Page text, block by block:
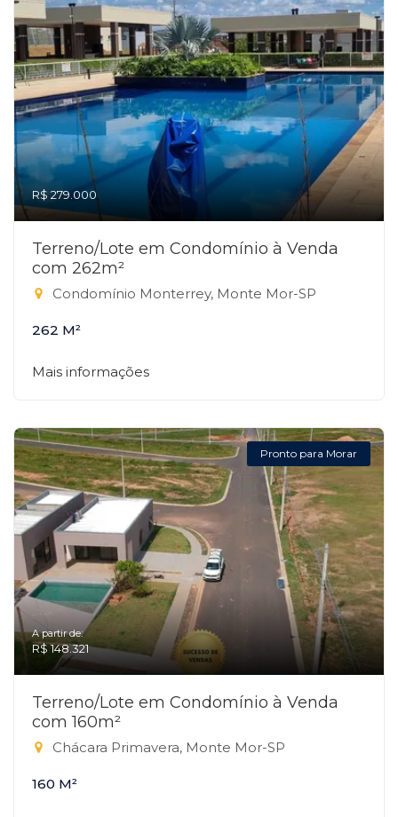
R$ 279.000
Terreno/Lote em Condomínio à Venda
com 262m²
Condomínio Monterrey, Monte Mor-SP
262 M²
Mais informações
Pronto para Morar
A partir de:
R$ 148.321
Terreno/Lote em Condomínio à Venda
com 160m²
Chácara Primavera, Monte Mor-SP
160 M²